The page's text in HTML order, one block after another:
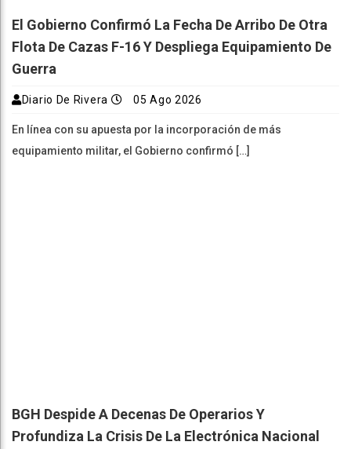
El Gobierno Confirmó La Fecha De Arribo De Otra
Flota De Cazas F-16 Y Despliega Equipamiento De
Guerra
Diario De Rivera 05 Ago 2026
En línea con su apuesta por la incorporación de más
equipamiento militar, el Gobierno confirmó […]
BGH Despide A Decenas De Operarios Y
Profundiza La Crisis De La Electrónica Nacional